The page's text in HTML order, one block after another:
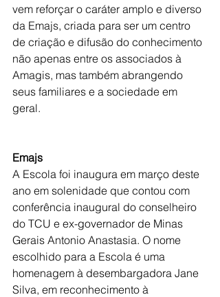
vem reforçar o caráter amplo e diverso
da Emajs, criada para ser um centro
de criação e difusão do conhecimento
não apenas entre os associados à
Amagis, mas também abrangendo
seus familiares e a sociedade em
geral.
Emajs
A Escola foi inaugura em março deste
ano em solenidade que contou com
conferência inaugural do conselheiro
do TCU e ex-governador de Minas
Gerais Antonio Anastasia. O nome
escolhido para a Escola é uma
homenagem à desembargadora Jane
Silva, em reconhecimento à